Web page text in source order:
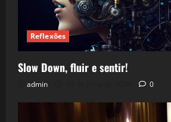
Reflexões
Slow Down, fluir e sentir!
admin 0